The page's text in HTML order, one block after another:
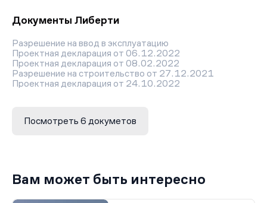
Документы Либерти
Разрешение на ввод в эксплуатацию
Проектная декларация от 06.12.2022
Проектная декларация от 08.02.2022
Разрешение на строительство от 27.12.2021
Проектная декларация от 24.10.2022
Посмотреть 6 докуметов
Вам может быть интересно